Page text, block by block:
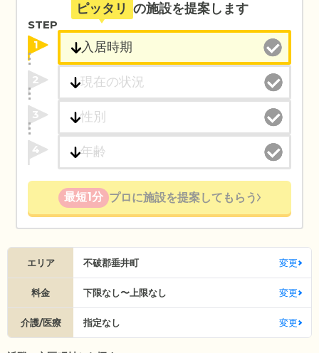
ピッタリ の施設を提案します
STEP
1
2
3
4
最短1分 プロに施設を提案してもらう
エリア 不破郡垂井町 変更
料金 下限なし〜上限なし 変更
介護/医療 指定なし 変更